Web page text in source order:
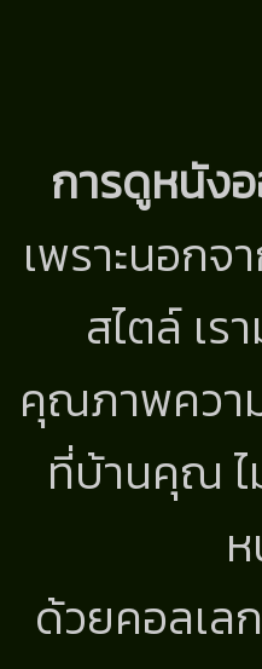
การดูหนัง
เพราะนอก
สไตล์ เ
คุณภาพควา
ที่บ้านคุณ ไ
ด้วยคอลเล